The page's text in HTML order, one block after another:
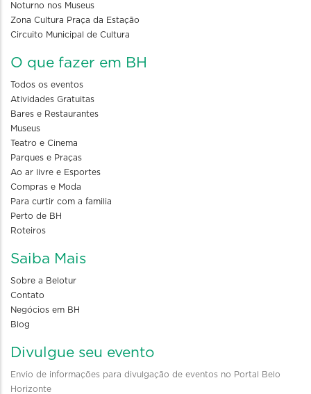
Noturno nos Museus
Zona Cultura Praça da Estação
Circuito Municipal de Cultura
O que fazer em BH
Todos os eventos
Atividades Gratuitas
Bares e Restaurantes
Museus
Teatro e Cinema
Parques e Praças
Ao ar livre e Esportes
Compras e Moda
Para curtir com a familia
Perto de BH
Roteiros
Saiba Mais
Sobre a Belotur
Contato
Negócios em BH
Blog
Divulgue seu evento
Envio de informações para divulgação de eventos no Portal Belo
Horizonte